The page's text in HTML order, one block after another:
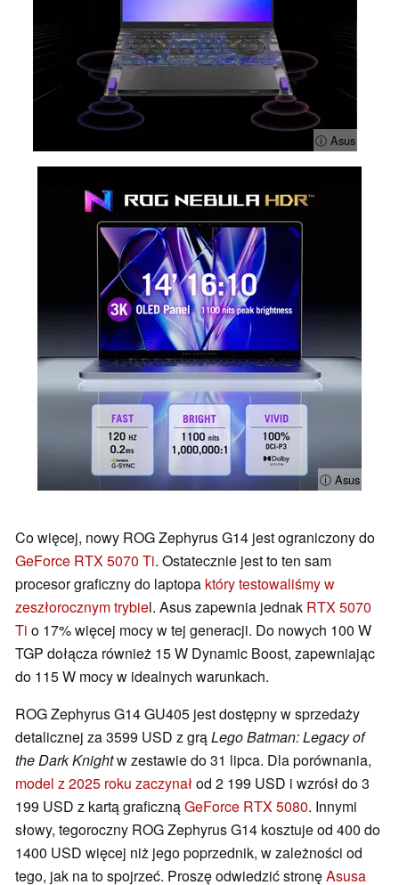
ⓘ Asus
ⓘ Asus
Co więcej, nowy ROG Zephyrus G14 jest ograniczony do
GeForce RTX 5070 Ti. Ostatecznie jest to ten sam
procesor graficzny do laptopa który testowaliśmy w
zeszłorocznym trybiel. Asus zapewnia jednak RTX 5070
Ti o 17% więcej mocy w tej generacji. Do nowych 100 W
TGP dołącza również 15 W Dynamic Boost, zapewniając
do 115 W mocy w idealnych warunkach.
ROG Zephyrus G14 GU405 jest dostępny w sprzedaży
detalicznej za 3599 USD z grąLego Batman: Legacy of
the Dark Knightw zestawie do 31 lipca. Dla porównania,
model z 2025 roku zaczynałod 2 199 USD i wzrósł do 3
199 USD z kartą graficznąGeForce RTX 5080. Innymi
słowy, tegoroczny ROG Zephyrus G14 kosztuje od 400 do
1400 USD więcej niż jego poprzednik, w zależności od
tego, jak na to spojrzeć. Proszę odwiedzić stronęAsusa